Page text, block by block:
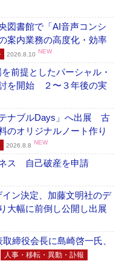
図書館で「AI音声コンシ
案内業務の高度化・効率
2026.8.10 NEW
前提としたパーシャル・
を開始 ２〜３年後の実
ナブルDays」へ出展 古
のオリジナルノート作り
2026.8.8 NEW
ス 自己破産を申請
ン決定、加藤文明社のデ
大幅に前倒し公開し出展
締役会長に島崎啓一氏、
人事・移転・異動・訃報